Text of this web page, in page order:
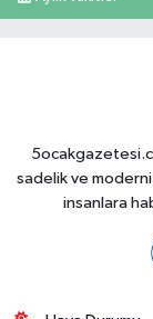
sadelik ve
insanlara